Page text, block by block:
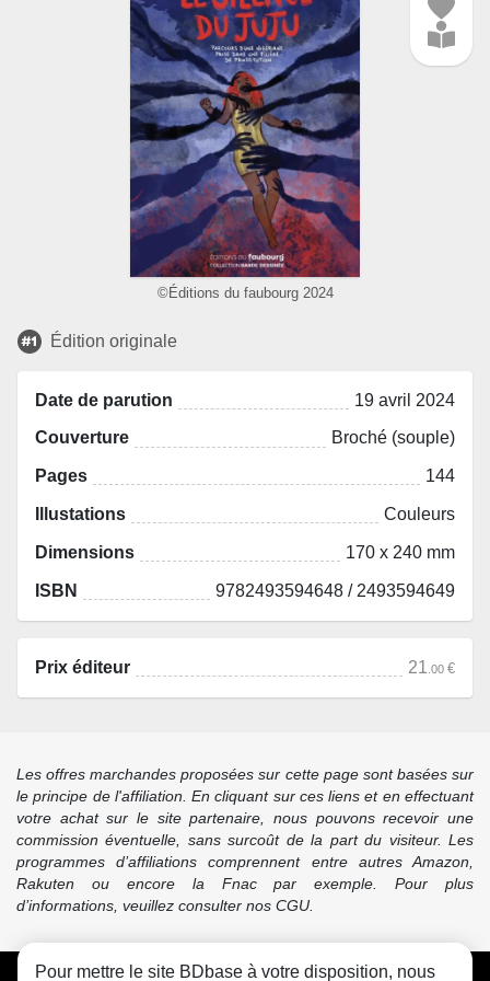
©Éditions du faubourg 2024
Édition originale
Date de parution 19 avril 2024
Couverture Broché (souple)
Pages 144
Illustations Couleurs
Dimensions 170 x 240 mm
ISBN 9782493594648 / 2493594649
Prix éditeur 21 .00 €
Les offres marchandes proposées sur cette page sont basées sur
le principe de l'affiliation. En cliquant sur ces liens et en effectuant
votre achat sur le site partenaire, nous pouvons recevoir une
commission éventuelle, sans surcoût de la part du visiteur. Les
programmes d’affiliations comprennent entre autres Amazon,
Rakuten ou encore la Fnac par exemple. Pour plus
d’informations, veuillez consulter nos CGU.
CGU FAQ Contact Cookies
Pour mettre le site BDbase à votre disposition, nous